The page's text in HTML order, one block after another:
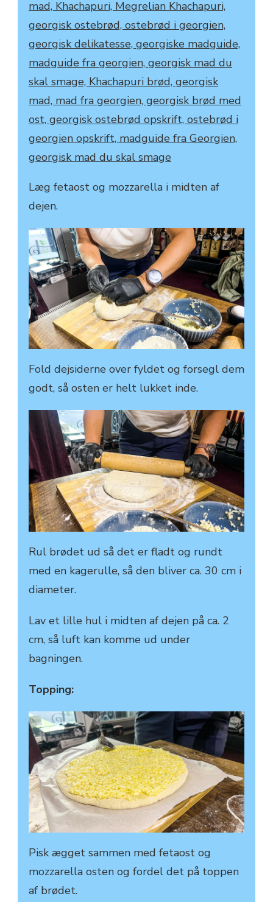
Læg fetaost og mozzarella i midten af
dejen.
Fold dejsiderne over fyldet og forsegl dem
godt, så osten er helt lukket inde.
Rul brødet ud så det er fladt og rundt
med en kagerulle, så den bliver ca. 30 cm i
diameter.
Lav et lille hul i midten af dejen på ca. 2
cm, så luft kan komme ud under
bagningen.
Topping:
Pisk ægget sammen med fetaost og
mozzarella osten og fordel det på toppen
af brødet.